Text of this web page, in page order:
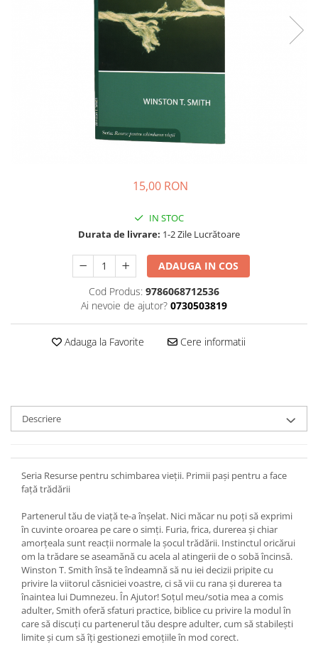
Prietenie, Logodnă și Căsătorie
Adolescenți și Tineri
Închinare prin Muzică
Devoționale/Meditații Biblice
Reviste
Poezii
15,00 RON
IN STOC
Durata de livrare: 1-2 Zile Lucrătoare
ADAUGA IN COS
Cod Produs: 9786068712536
Ai nevoie de ajutor? 0730503819
Adauga la Favorite Cere informatii
Descriere
Seria Resurse pentru schimbarea vieţii. Primii paşi pentru a face
faţă trădării
Partenerul tău de viaţă te-a înşelat. Nici măcar nu poţi să exprimi
în cuvinte oroarea pe care o simţi. Furia, frica, durerea şi chiar
amorţeala sunt reacţii normale la şocul trădării. Instinctul oricărui
om la trădare se aseamănă cu acela al atingerii de o sobă încinsă.
Winston T. Smith însă te îndeamnă să nu iei decizii pripite cu
privire la viitorul căsniciei voastre, ci să vii cu rana şi durerea ta
înaintea lui Dumnezeu. În Ajutor! Soţul meu/sotia mea a comis
adulter, Smith oferă sfaturi practice, biblice cu privire la modul în
care să discuţi cu partenerul tău despre adulter, cum să stabileşti
limite şi cum să îţi gestionezi emoţiile în mod corect.